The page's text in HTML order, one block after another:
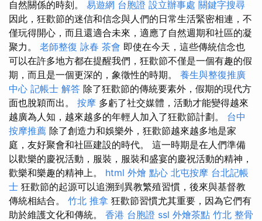
自然關係的時刻。 易遊網 台胞證 設立辦事處 關鍵字搜尋
因此，狂歡節的迷信和信念與人們的日常生活緊密相連，不
僅玩得開心，而且還適合未來，適應了自然週期和社區的凝
聚力。 老師整復 詠春 茶會 即使在今天，這些傳統信念也
可以在許多地方都在提醒我們，狂歡節不僅是一個有趣的假
期，而且是一個更深的，象徵性的時期。 養生與整復推廣
中心 記帳士 解答 除了狂歡節的傳統要素外，假期的現代方
面也脫穎而出。 按摩 多虧了社交媒體，活動才能變得越來
越廣為人知，越來越多的年輕人加入了狂歡節計劃。 台中
按摩推薦 除了創造力和娛樂外，狂歡節越來越多地是家
庭，友好聚會和社區建設的時代。 這一時期是在人們準備
以歡樂的慶祝活動，服裝，服裝和盛宴的慶祝活動的精神，
歡樂和樂趣的精神上。 html 外燴 點心 北屯按摩 台北記帳
士 狂歡節的起源可以追溯到異教繁殖習慣，後來與基督教
傳統相結合。 竹北 推拿 狂歡節習慣尤其重要，因為它們有
助於維護文化和傳統。 香港 台胞證 ssl 外燴茶點 竹北 整骨